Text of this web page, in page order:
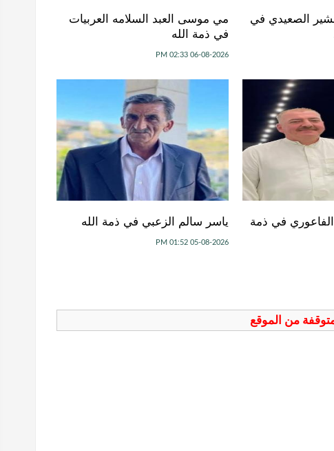
الصعيدي في
مي موسى العبد السلامه العربيات
في ذمة الله
06-08-2026 02:33 PM
في ذمة
ياسر سالم الزعبي في ذمة الله
05-08-2026 01:52 PM
متوقفة من الموقع